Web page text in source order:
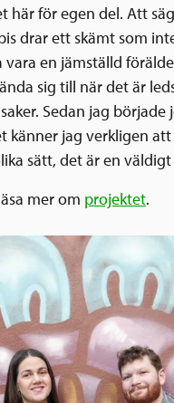
här för egen del. Att
drar ett skämt som
vara en jämställd
sig till när det är
Sedan jag började
känner jag verkligen
sätt, det är en väldigt
mer om projektet.